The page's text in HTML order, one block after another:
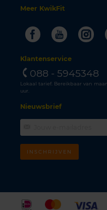
Meer KwikFit
FacebookYoutube
Klantenservice
088 - 5945348
Lokaal tarief. Bereikbaar van
uur.
Nieuwsbrief
INSCHRIJVEN